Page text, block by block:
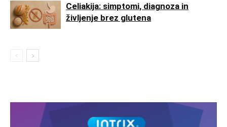
Celiakija: simptomi, diagnoza in
življenje brez glutena